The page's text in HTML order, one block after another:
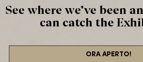
See where we’ve been
can catch the
ORA APERTO!